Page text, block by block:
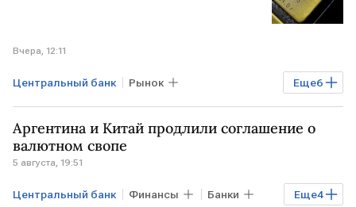
Вчера, 12:11
Еще6
Центральный банк Рынок
Мировая экономика США ТУРЦИЯ
ИРАН центральные банки
Аргентина и Китай продлили соглашение о
валютном свопе
5 августа, 19:51
Еще4
Центральный банк Финансы Банки